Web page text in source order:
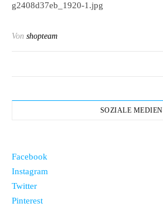
g2408d37eb_1920-1.jpg
Von shopteam
SOZIALE MEDIEN
Facebook
Instagram
Twitter
Pinterest